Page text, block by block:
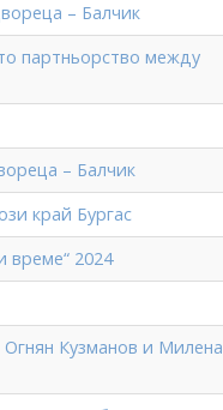
– Балчик
партньорство между
– Балчик
край Бургас
време“ 2024
Кузманов и Милена